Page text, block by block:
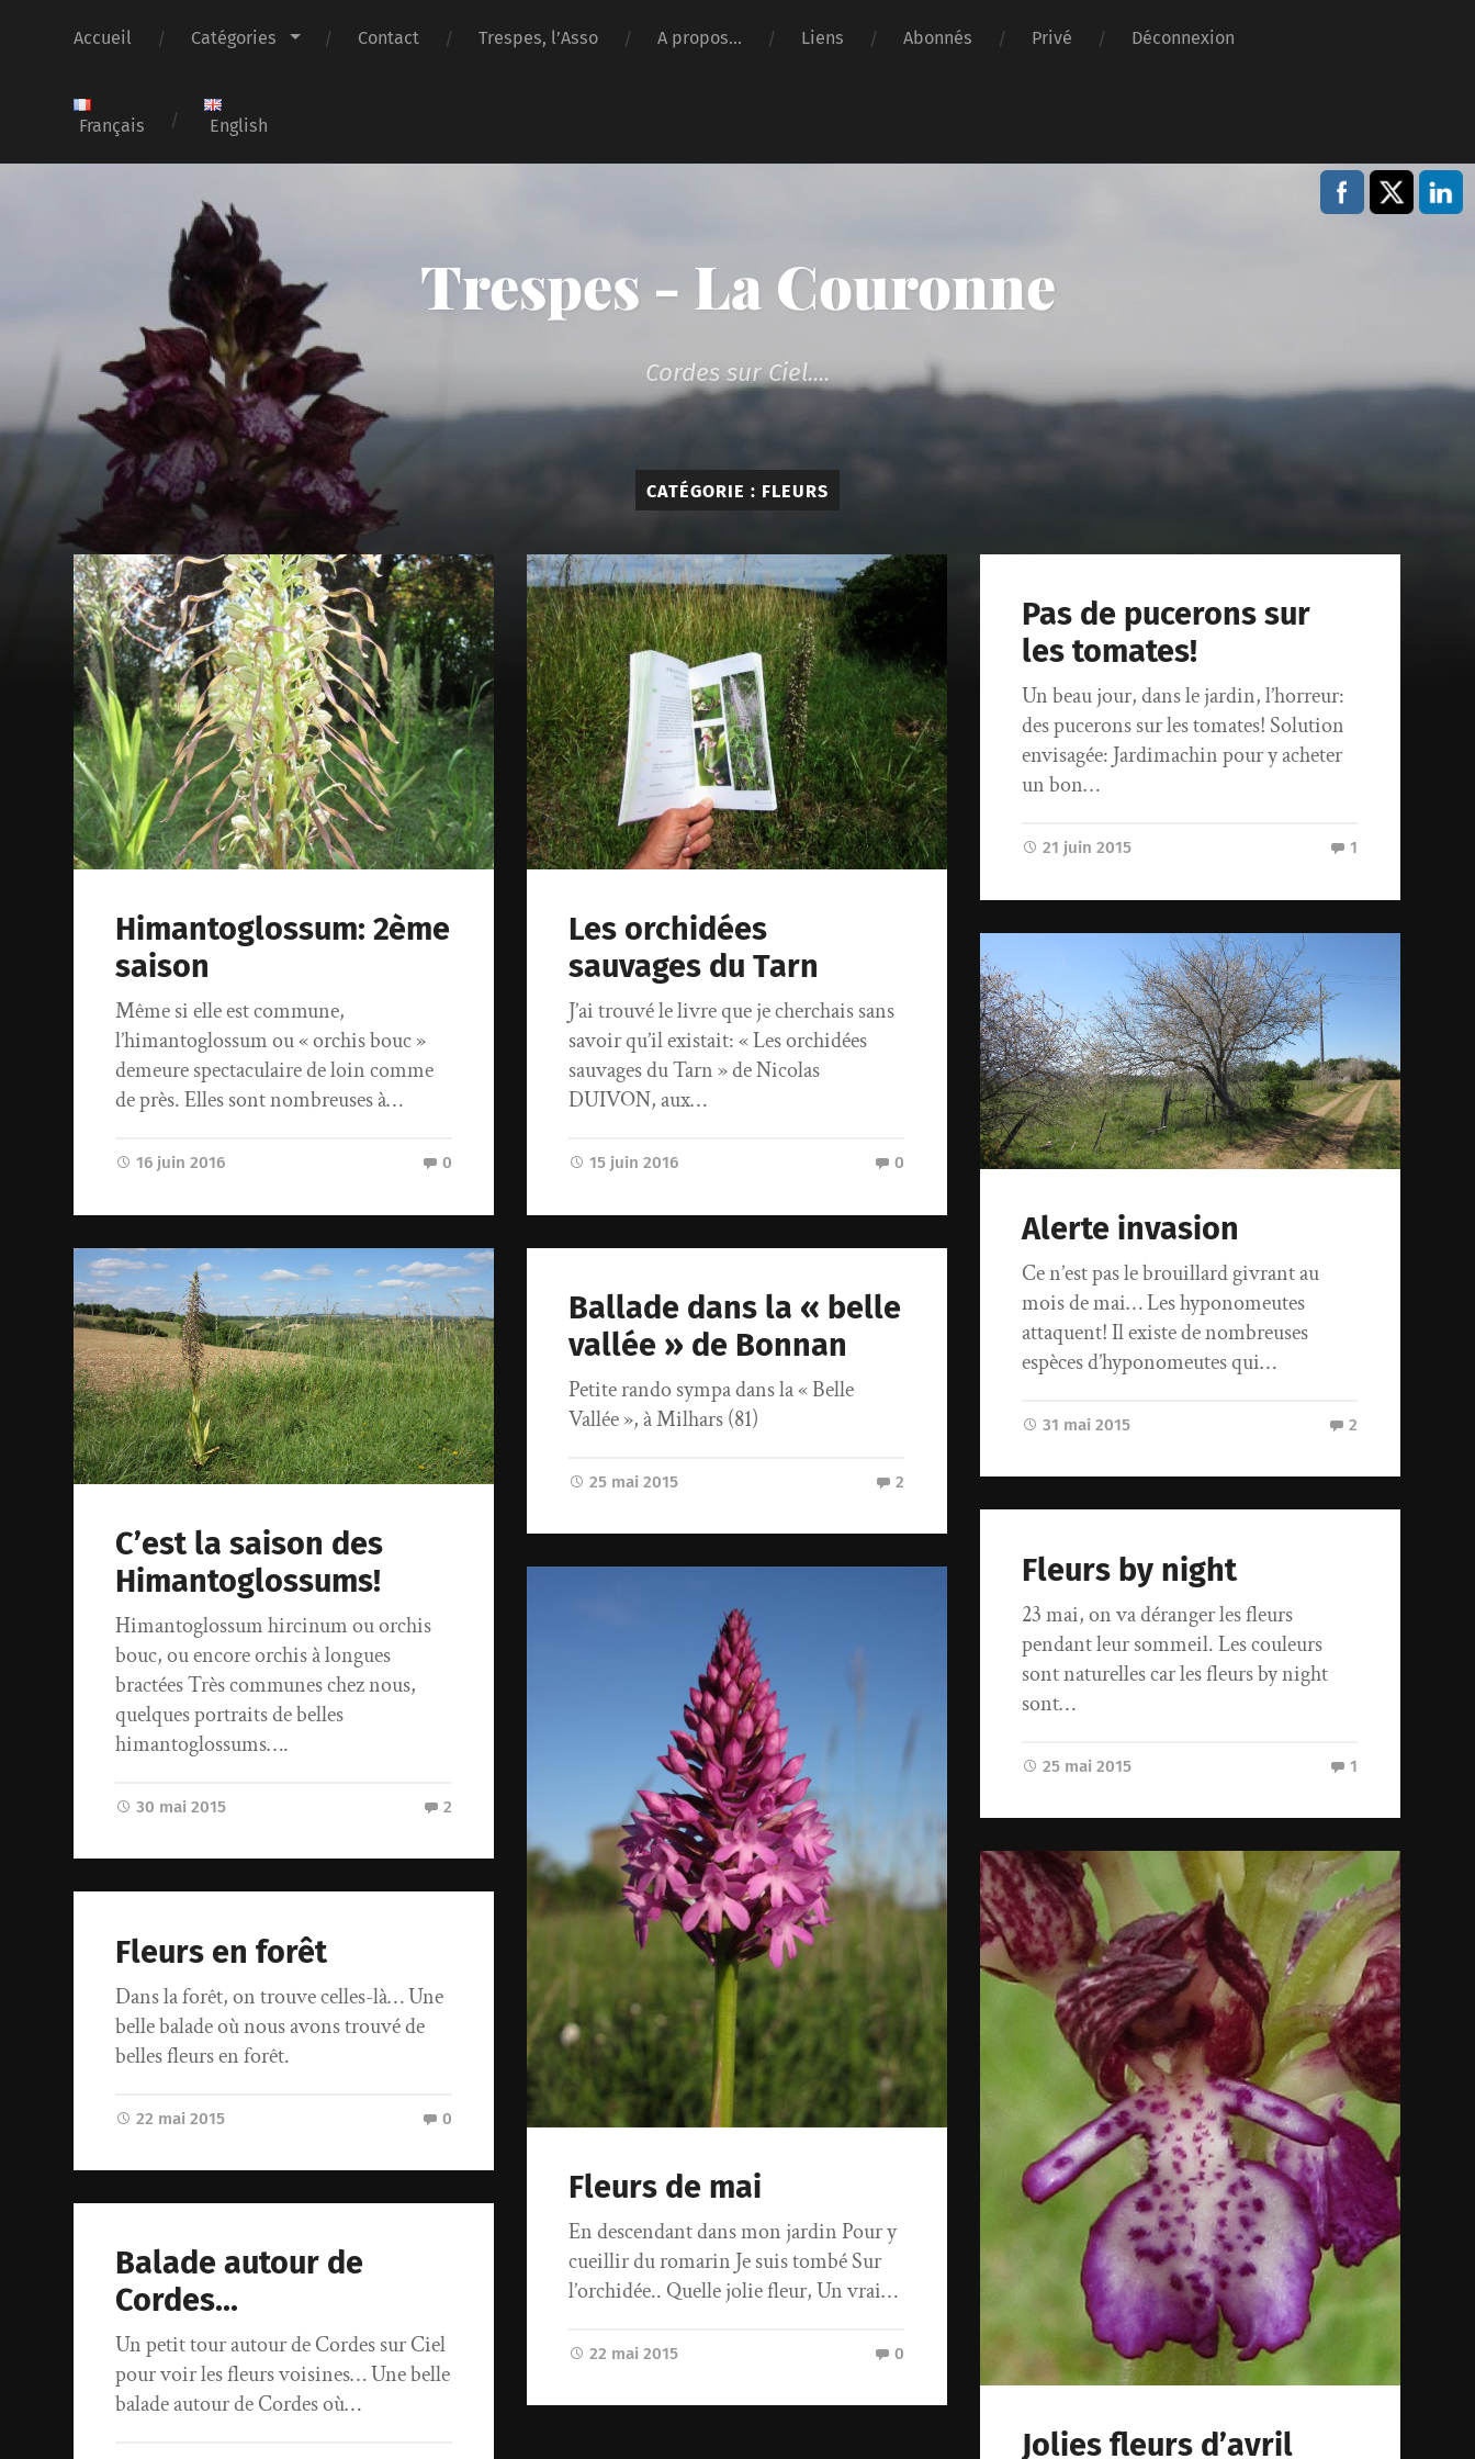
Accueil Catégories Contact Trespes, l’Asso A propos… Liens Abonnés Privé Déconnexion
Français English
Trespes - La Couronne
Cordes sur Ciel....
CATÉGORIE : FLEURS
Himantoglossum: 2ème
saison
Même si elle est commune,
l’himantoglossum ou « orchis bouc »
demeure spectaculaire de loin comme
de près. Elles sont nombreuses à…
16 juin 2016 0
Les orchidées
sauvages du Tarn
J’ai trouvé le livre que je cherchais sans
savoir qu’il existait: « Les orchidées
sauvages du Tarn » de Nicolas
DUIVON, aux…
15 juin 2016 0
Pas de pucerons sur
les tomates!
Un beau jour, dans le jardin, l’horreur:
des pucerons sur les tomates! Solution
envisagée: Jardimachin pour y acheter
un bon…
21 juin 2015 1
Alerte invasion
Ce n’est pas le brouillard givrant au
mois de mai… Les hyponomeutes
attaquent! Il existe de nombreuses
espèces d’hyponomeutes qui…
31 mai 2015 2
C’est la saison des
Himantoglossums!
Himantoglossum hircinum ou orchis
bouc, ou encore orchis à longues
bractées Très communes chez nous,
quelques portraits de belles
himantoglossums….
30 mai 2015 2
Ballade dans la « belle
vallée » de Bonnan
Petite rando sympa dans la « Belle
Vallée », à Milhars (81)
25 mai 2015 2
Fleurs by night
23 mai, on va déranger les fleurs
pendant leur sommeil. Les couleurs
sont naturelles car les fleurs by night
sont…
25 mai 2015 1
Fleurs de mai
En descendant dans mon jardin Pour y
cueillir du romarin Je suis tombé Sur
l’orchidée.. Quelle jolie fleur, Un vrai…
22 mai 2015 0
Jolies fleurs d’avril
Fleurs en forêt
Dans la forêt, on trouve celles-là… Une
belle balade où nous avons trouvé de
belles fleurs en forêt.
22 mai 2015 0
Balade autour de
Cordes…
Un petit tour autour de Cordes sur Ciel
pour voir les fleurs voisines… Une belle
balade autour de Cordes où…